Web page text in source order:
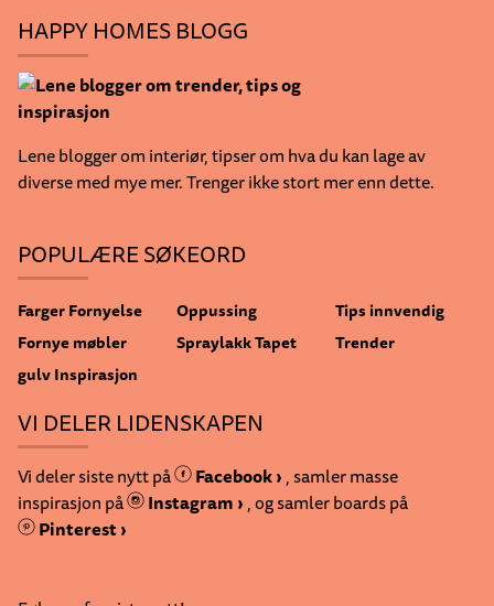
HAPPY HOMES BLOGG
Lene blogger om interiør, tipser om hva du kan lage av
diverse med mye mer. Trenger ikke stort mer enn dette.
POPULÆRE SØKEORD
FargerFornyelse
Fornye møbler
gulvInspirasjon
Oppussing
SpraylakkTapet
Tips innvendig
Trender
VI DELER LIDENSKAPEN
Vi deler siste nytt på Facebook ›, samler masse
inspirasjon på
Instagram ›, og samler boards på
Pinterest ›